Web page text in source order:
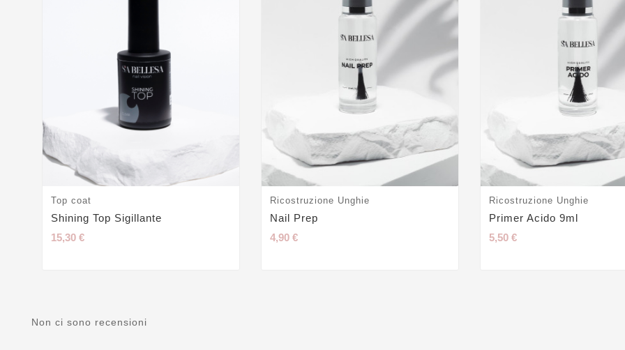
Top coat
Shining Top Sigillante
15,30 €
Ricostruzione Unghie
Nail Prep
4,90 €
Ricostruzione Unghie
Primer Acido 9ml
5,50 €
Non ci sono recensioni